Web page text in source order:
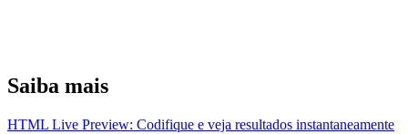
Saiba mais
HTML Live Preview: Codifique e veja resultados instantaneamente